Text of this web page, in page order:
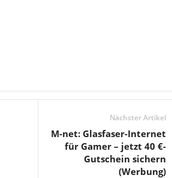
Nächster Artikel
M-net: Glasfaser-Internet
für Gamer – jetzt 40 €-
Gutschein sichern
(Werbung)